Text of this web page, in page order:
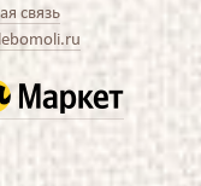
связь